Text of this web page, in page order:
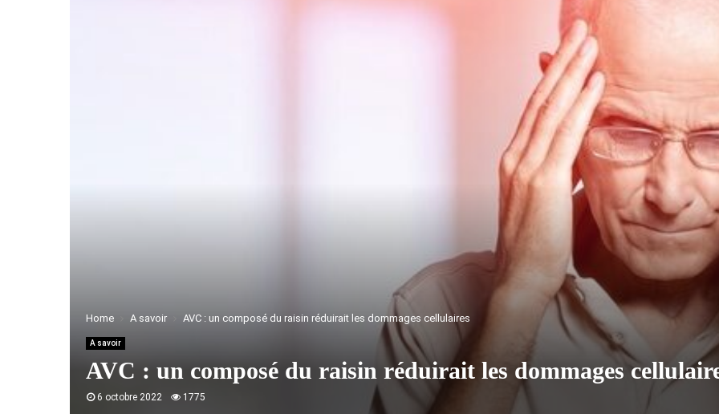
Home A savoir AVC : un composé du raisin réduirait les dommages cellulaires
A savoir
AVC : un composé du raisin réduirait les dommages
6 octobre 2022 1775